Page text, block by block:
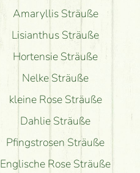
Amaryllis Sträuße
Lisianthus Sträuße
Hortensie Sträuße
Nelke Sträuße
kleine Rose Sträuße
Dahlie Sträuße
Pfingstrosen Sträuße
Englische Rose Sträuße